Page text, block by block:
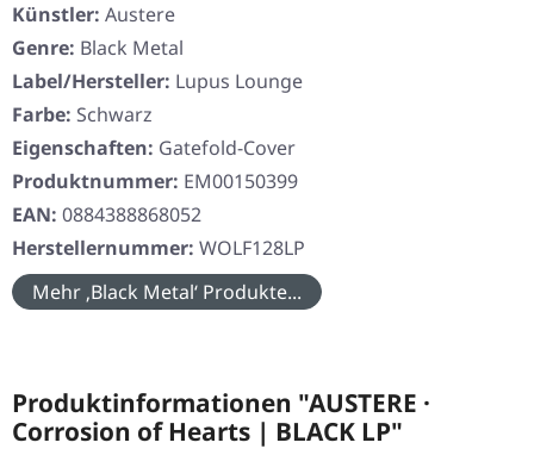
Künstler: Austere
Genre: Black Metal
Label/Hersteller: Lupus Lounge
Farbe: Schwarz
Eigenschaften: Gatefold-Cover
Produktnummer: EM00150399
EAN: 0884388868052
Herstellernummer: WOLF128LP
Mehr ‚Black Metal‘ Produkte...
Produktinformationen "AUSTERE ·
Corrosion of Hearts | BLACK LP"